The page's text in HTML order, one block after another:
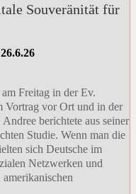
Souveränität für
Freitag in der Ev.
Vortrag vor Ort und in der
berichtete aus seiner
Studie. Wenn man die
sich Deutsche im
Netzwerken und